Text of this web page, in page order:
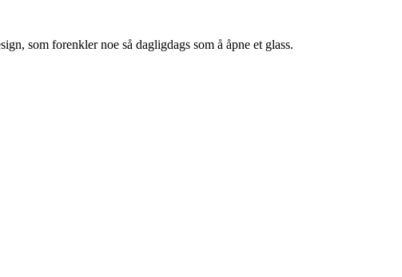
som forenkler noe så dagligdags som å åpne et glass.